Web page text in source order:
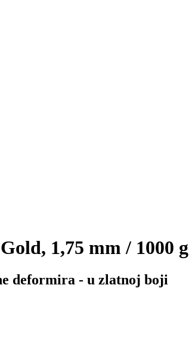
1,75 mm / 1000 g
deformira - u zlatnoj boji